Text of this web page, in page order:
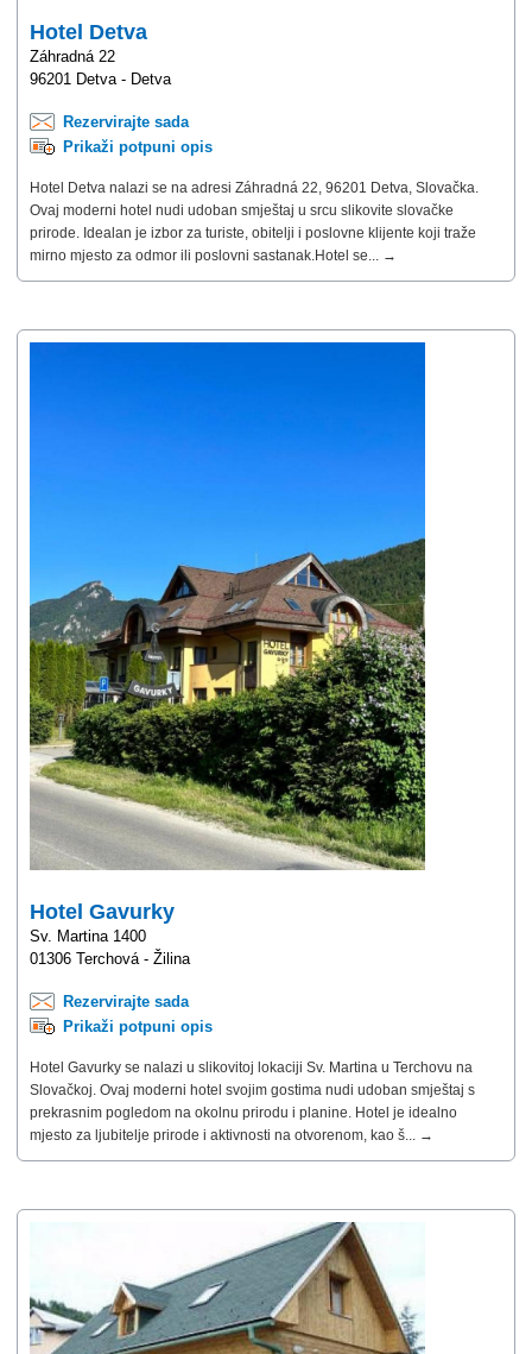
Hotel Detva
Záhradná 22
96201 Detva - Detva
Rezervirajte sada
Prikaži potpuni opis
Hotel Detva nalazi se na adresi Záhradná 22, 96201 Detva, Slovačka.
Ovaj moderni hotel nudi udoban smještaj u srcu slikovite slovačke
prirode. Idealan je izbor za turiste, obitelji i poslovne klijente koji traže
mirno mjesto za odmor ili poslovni sastanak.Hotel se... →
Hotel Gavurky
Sv. Martina 1400
01306 Terchová - Žilina
Rezervirajte sada
Prikaži potpuni opis
Hotel Gavurky se nalazi u slikovitoj lokaciji Sv. Martina u Terchovu na
Slovačkoj. Ovaj moderni hotel svojim gostima nudi udoban smještaj s
prekrasnim pogledom na okolnu prirodu i planine. Hotel je idealno
mjesto za ljubitelje prirode i aktivnosti na otvorenom, kao š... →